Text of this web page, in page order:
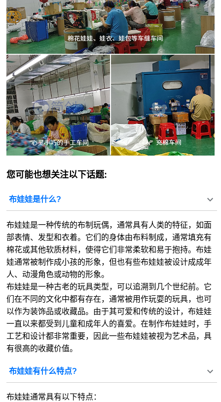
您可能也想关注以下话题:
布娃娃是什么?
布娃娃是一种传统的布制玩偶，通常具有人类的特征，如面
部表情、发型和衣着。它们的身体由布料制成，通常填充有
棉花或其他软质材料，使得它们非常柔软和易于抱持。布娃
娃通常被制作成小孩的形象，但也有些布娃娃被设计成成年
人、动漫角色或动物的形象。
布娃娃是一种古老的玩具类型，可以追溯到几个世纪前。它
们在不同的文化中都有存在，通常被用作玩耍的玩具，也可
以作为装饰品或收藏品。由于其可爱和传统的设计，布娃娃
一直以来都受到儿童和成年人的喜爱。在制作布娃娃时，手
工艺和设计都非常重要，因此一些布娃娃被视为艺术品，具
有很高的收藏价值。
布娃娃有什么特点?
布娃娃通常具有以下特点：